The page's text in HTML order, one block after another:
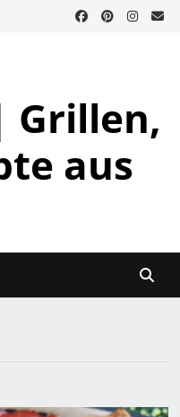
Grillen,
aus